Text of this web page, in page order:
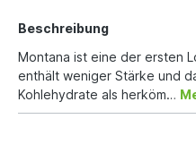
Beschreibung
Montana ist eine der ersten
enthält weniger Stärke und
Kohlehydrate als herköm…